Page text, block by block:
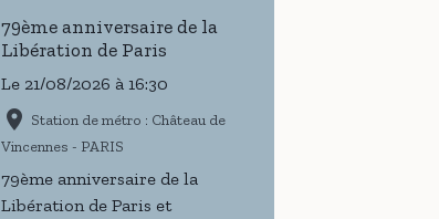
79ème anniversaire de la
Libération de Paris
Le 21/08/2026 à 16:30
Station de métro : Château de
Vincennes - PARIS
79ème anniversaire de la
Libération de Paris et